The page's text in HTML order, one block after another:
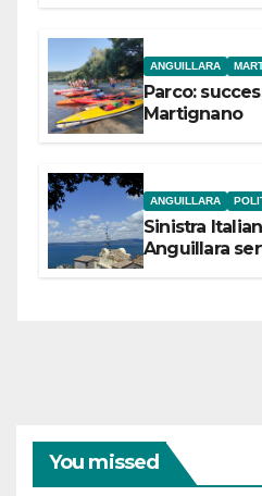
ANGUILLARA
Parco:
Martignano
ANGUILLARA
Sinistra
Anguillara
You missed